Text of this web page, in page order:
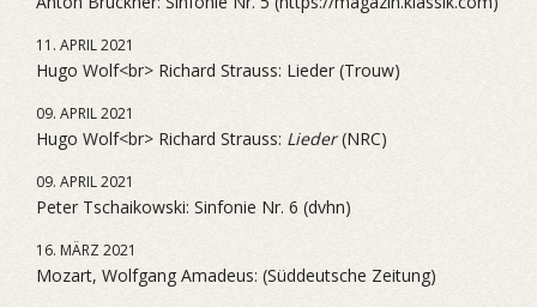
11. APRIL 2021
Hugo Wolf<br> Richard Strauss: Lieder (Trouw)
09. APRIL 2021
Hugo Wolf<br> Richard Strauss: Lieder(NRC)
09. APRIL 2021
Peter Tschaikowski: Sinfonie Nr. 6 (dvhn)
16. MÄRZ 2021
Mozart, Wolfgang Amadeus: (Süddeutsche Zeitung)